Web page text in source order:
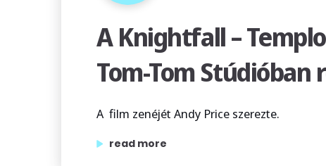
A Knightfall –
Tom-Tom
A film zenéjét Andy Price szerezte.
read more
„a knightfall – templomosok sorozat